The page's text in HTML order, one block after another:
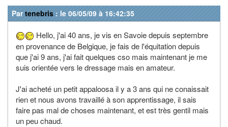
Partenebris : le 06/05/09 à 16:42:35
Hello, j'ai 40 ans, je vis en Savoie depuis septembre
en provenance de Belgique, je fais de l'équitation depuis
que j'ai 9 ans, j'ai fait quelques cso mais maintenant je me
suis orientée vers le dressage mais en amateur.
J'ai acheté un petit appaloosa il y a 3 ans qui ne conaissait
rien et nous avons travaillé à son apprentissage, il sais
faire pas mal de choses maintenant, et est très gentil mais
un peu chaud.